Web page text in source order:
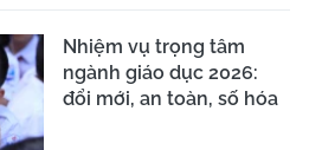
Nhiệm vụ trọng tâm
ngành giáo dục 2026:
đổi mới, an toàn, số hóa